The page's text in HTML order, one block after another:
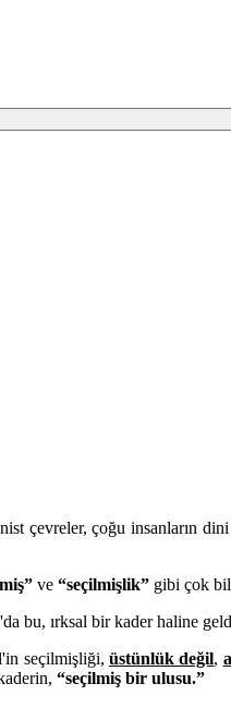
çoğu insanların dini
ve “seçilmişlik” gibi çok
bu, ırksal bir kader haline
seçilmişliği, üstünlük değil,
“seçilmiş bir ulusu.”